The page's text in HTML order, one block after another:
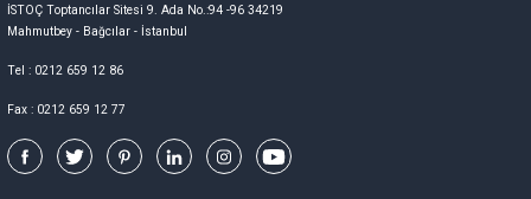
İSTOÇ Toptancılar Sitesi 9. Ada No.:94 -96 34219
Mahmutbey - Bağcılar - İstanbul
Tel : 0212 659 12 86
Fax : 0212 659 12 77